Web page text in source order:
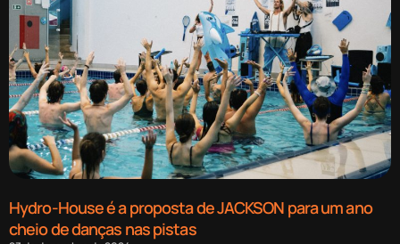
Hydro-House é a proposta de JACKSON para um ano
cheio de danças nas pistas